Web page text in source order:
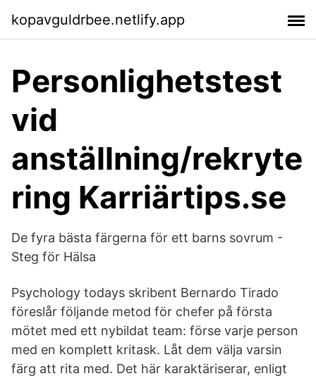
kopavguldrbee.netlify.app
Personlighetstest
vid
anställning/rekryte
ring Karriärtips.se
De fyra bästa färgerna för ett barns sovrum -
Steg för Hälsa
Psychology todays skribent Bernardo Tirado
föreslår följande metod för chefer på första
mötet med ett nybildat team: förse varje person
med en komplett kritask. Låt dem välja varsin
färg att rita med. Det här karaktäriserar, enligt